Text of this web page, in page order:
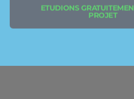
ETUDIONS
PROJET